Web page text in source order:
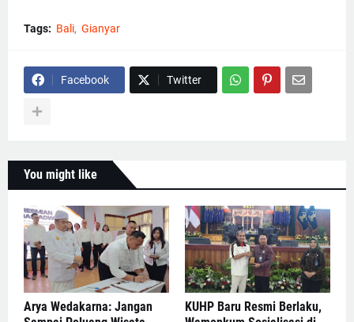
Tags: Bali Gianyar
Facebook Twitter
You might like
Arya Wedakarna: Jangan
KUHP Baru Resmi Berlaku,